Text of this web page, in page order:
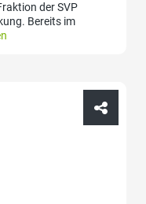
der SVP
Bereits im